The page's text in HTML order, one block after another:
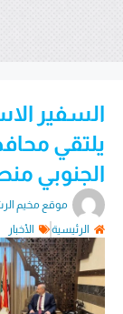
السفير
يلتقي محافظ
الجنوبي
موقع مخيم
الرئيسية
الأخبار